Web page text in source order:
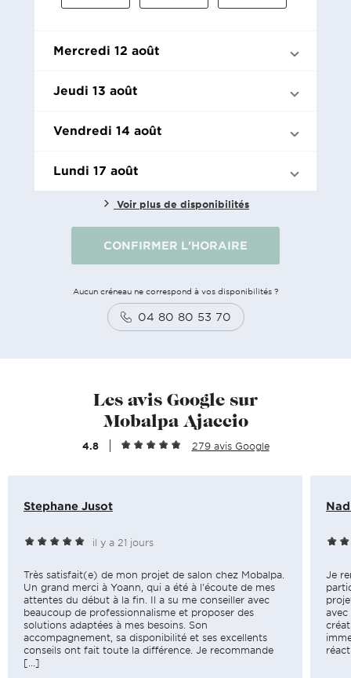
Mercredi 12 août
Jeudi 13 août
Vendredi 14 août
Lundi 17 août
Voir plus de disponibilités
CONFIRMER L'HORAIRE
Aucun créneau ne correspond à vos disponibilités ?
04 80 80 53 70
Les avis Google sur
Mobalpa Ajaccio
4.8 279 avis Google
Stephane Jusot
il y a 21 jours
Très satisfait(e) de mon projet de salon chez Mobalpa.
Un grand merci à Yoann, qui a été à l'écoute de mes
attentes du début à la fin. Il a su me conseiller avec
beaucoup de professionnalisme et proposer des
solutions adaptées à mes besoins. Son
accompagnement, sa disponibilité et ses excellents
conseils ont fait toute la différence. Je recommande
[...]
Je
avec